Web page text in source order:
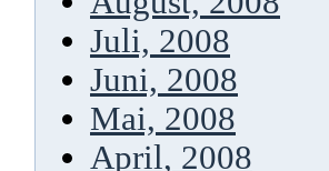
Juli, 2008
Juni, 2008
Mai, 2008
April, 2008